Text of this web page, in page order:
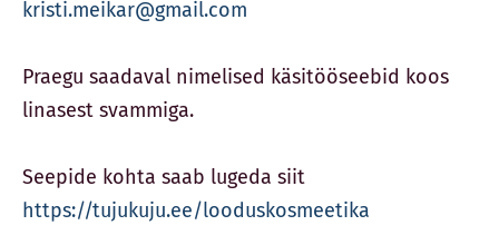
kristi.meikar@gmail.com
Praegu saadaval nimelised käsitööseebid koos
linasest svammiga.
Seepide kohta saab lugeda siit
https://tujukuju.ee/looduskosmeetika